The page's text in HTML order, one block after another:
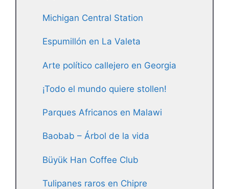
Michigan Central Station
Espumillón en La Valeta
Arte político callejero en Georgia
¡Todo el mundo quiere stollen!
Parques Africanos en Malawi
Baobab – Árbol de la vida
Büyük Han Coffee Club
Tulipanes raros en Chipre